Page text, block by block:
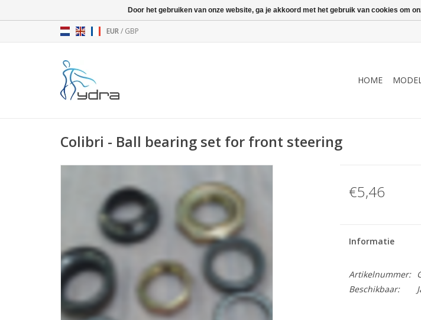
EUR/ GBP
HOME
Colibri - Ball bearing set for front steering
€5,46
Informatie
Artikelnummer:
Beschikbaar:
Door het gebruiken van onze website, ga je akkoord met het gebruik van cookies om